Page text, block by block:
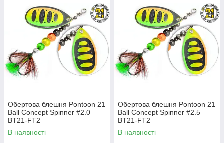
Обертова блешня Pontoon 21
Ball Concept Spinner #2.0
BT21-FT2
В наявності
Обертова блешня Pontoon 21
Ball Concept Spinner #2.5
BT21-FT2
В наявності